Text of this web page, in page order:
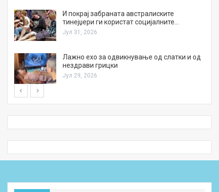
И покрај забраната австралиските
тинејџери ги користат социјалните…
Јул 31, 2026
Лажно ехо за одвикнување од слатки и од
нездрави грицки
Јул 29, 2026